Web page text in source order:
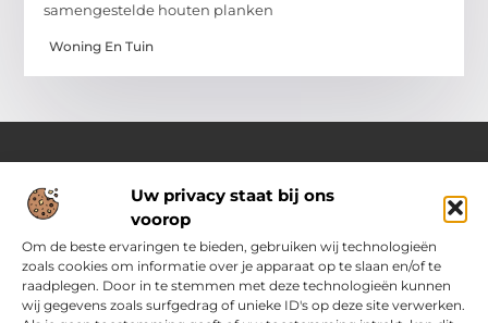
Uw privacy staat bij ons
voorop
Om de beste ervaringen te bieden, gebruiken wij technologieën
zoals cookies om informatie over je apparaat op te slaan en/of te
raadplegen. Door in te stemmen met deze technologieën kunnen
wij gegevens zoals surfgedrag of unieke ID's op deze site verwerken.
samengestelde houten planken
Woning En Tuin
Over Pass4sure.nl
Jouw bron voor slimme inzichten en praktische tips
Verken een gevarieerd aanbod aan blogs en artikelen die je
dagelijks ondersteunen met bruikbare adviezen, slimme
strategieën en verrassende perspectieven om het beste uit
jezelf.